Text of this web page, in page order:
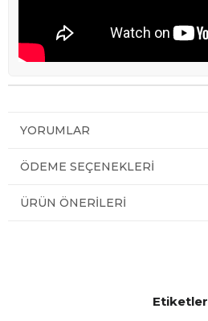
YORUMLAR
ÖDEME SEÇENEKLERI
ÜRÜN ÖNERILERI
Etiketler